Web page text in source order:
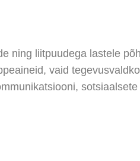
ning liitpuudega lastele
vaid